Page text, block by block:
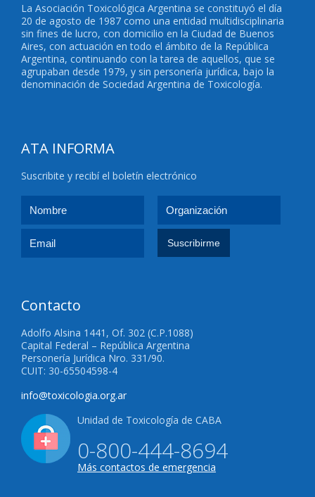
La Asociación Toxicológica Argentina se constituyó el día
20 de agosto de 1987 como una entidad multidisciplinaria
sin fines de lucro, con domicilio en la Ciudad de Buenos
Aires, con actuación en todo el ámbito de la República
Argentina, continuando con la tarea de aquellos, que se
agrupaban desde 1979, y sin personería jurídica, bajo la
denominación de Sociedad Argentina de Toxicología.
ATA INFORMA
Suscribite y recibí el boletín electrónico
Contacto
Adolfo Alsina 1441, Of. 302 (C.P.1088)
Capital Federal – República Argentina
Personería Jurídica Nro. 331/90.
CUIT: 30-65504598-4
info@toxicologia.org.ar
Unidad de Toxicología de CABA
0-800-444-8694
Más contactos de emergencia